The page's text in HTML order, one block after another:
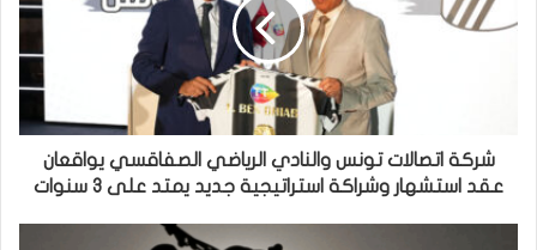
شركة اتصالات تونس والنادي الرياضي الصفاقسي يواقعان
عقد استشهار وشراكة استراتيجية جديد يمتد على 3 سنوات